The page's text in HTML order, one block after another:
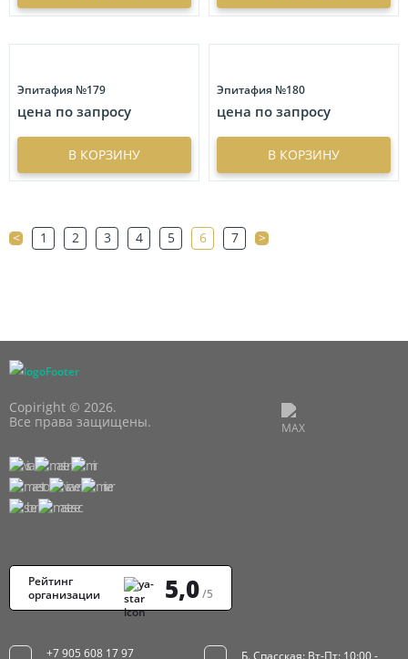
Эпитафия №179
цена по запросу
В КОРЗИНУ
Эпитафия №180
цена по запросу
В КОРЗИНУ
< 1 2 3 4 5 6 7 >
Copiright © 2026.
Все права защищены.
Рейтинг
организации
5,0/5
+7 905 608 17 97 Б. Спасская: Вт-Пт: 10:00 -